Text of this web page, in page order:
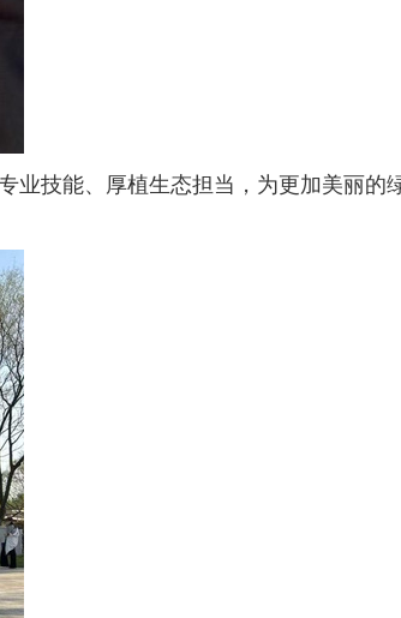
业技能、厚植生态担当，为更加美丽的